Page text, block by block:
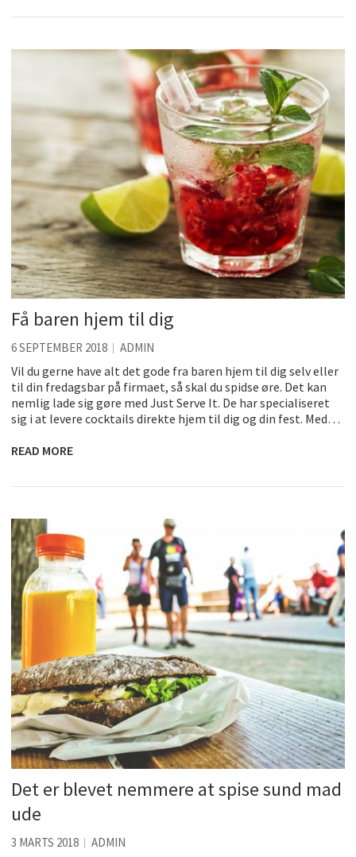
Få baren hjem til dig
6 SEPTEMBER 2018 ADMIN
Vil du gerne have alt det gode fra baren hjem til dig selv eller
til din fredagsbar på firmaet, så skal du spidse øre. Det kan
nemlig lade sig gøre med Just Serve It. De har specialiseret
sig i at levere cocktails direkte hjem til dig og din fest. Med…
READ MORE
Det er blevet nemmere at spise sund mad
ude
3 MARTS 2018 ADMIN